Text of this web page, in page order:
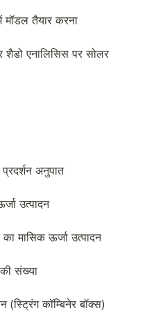
तैयार करना
एनालिसिस पर सोलर
अनुपात
उत्पादन
मासिक ऊर्जा उत्पादन
संख्या
(स्ट्रिंग कॉम्बिनेर बॉक्स)